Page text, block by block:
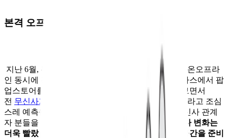
본격 오프라인 확장을 선언한 무신사
지난 6월, 무신사는 최초로 블랙프라이데이 행사를 온오프라
인 동시에 진행했습니다. 홍대에 위치한 무신사 테라스에서 팝
업스토어를 연 것이었는데요. 당시 이러한 모습을 보면서
전 무신사가 앞으로 백화점의 경쟁자가 되지 않을까 라고 조심
스레 예측을 하기도 했었습니다. 그리고 얼마 후 무신사 관계
자 분들을 우연히 뵐 기회가 생겼는데요.제 상상보다 변화는
더욱 빨랐습니다.
무신사는 이미 새로운 오프라인 공간을 준비